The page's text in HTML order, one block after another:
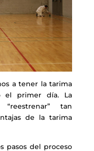
a tener la tarima
el primer día. La
tan
de la tarima
pasos del proceso